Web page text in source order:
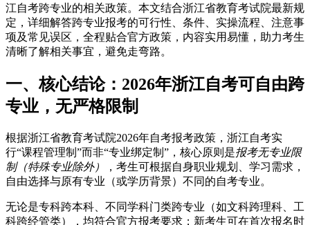
江自考跨专业的相关政策。本文结合浙江省教育考试院最新规
定，详细解答跨专业报考的可行性、条件、实操流程、注意事
项及常见误区，全程贴合官方政策，内容实用易懂，助力考生
清晰了解相关事宜，避免走弯路。
一、核心结论：2026年浙江自考可自由跨
专业，无严格限制
根据浙江省教育考试院2026年自考报考政策，浙江自考实
行“课程管理制”而非“专业绑定制”，核心原则是报考无专业限
制（特殊专业除外）
，考生可根据自身职业规划、学习需求，
自由选择与原有专业（或学历背景）不同的自考专业。
无论是专科跨本科、不同学科门类跨专业（如文科跨理科、工
科跨经管类），均符合官方报考要求；新考生可在首次报名时